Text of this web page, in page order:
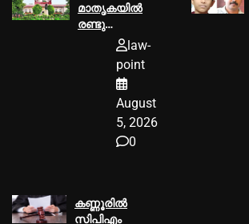
മാതൃകയിൽ
രണ്ടു
ഘട്ടങ്ങളായുള്ള
പരീക്ഷ:
സർക്കാർ
സുപ്രീം
കോടതിയിൽ
law-
point
August
5, 2026
0
കണ്ണൂരില്‍
സിപിഎം